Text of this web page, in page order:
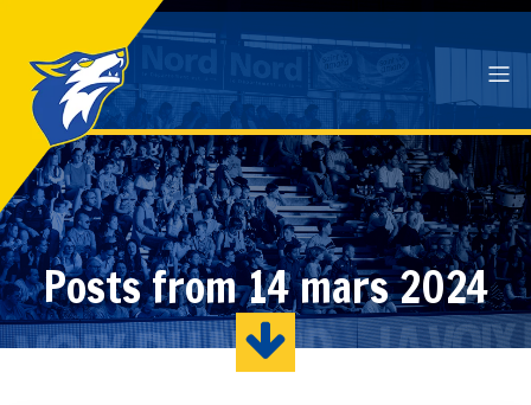
Posts from 14 mars 2024